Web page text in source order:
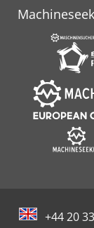
+44 20